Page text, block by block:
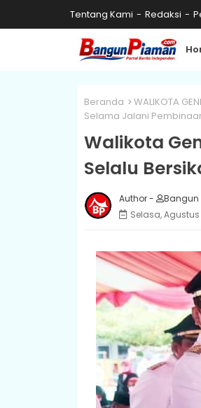
Tentang Kami Redaksi
Beranda WALIKOTA
Selama Jalani
Walikota
Selalu
Author -
Bangun
Selasa, Agustus